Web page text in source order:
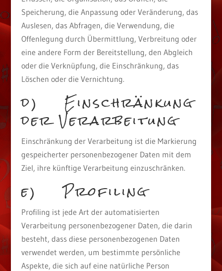
Speicherung, die Anpassung oder Veränderung, das
Auslesen, das Abfragen, die Verwendung, die
Offenlegung durch Übermittlung, Verbreitung oder
eine andere Form der Bereitstellung, den Abgleich
oder die Verknüpfung, die Einschränkung, das
Löschen oder die Vernichtung.
d) Einschränkung
der Verarbeitung
Einschränkung der Verarbeitung ist die Markierung
gespeicherter personenbezogener Daten mit dem
Ziel, ihre künftige Verarbeitung einzuschränken.
e) Profiling
Profiling ist jede Art der automatisierten
Verarbeitung personenbezogener Daten, die darin
besteht, dass diese personenbezogenen Daten
verwendet werden, um bestimmte persönliche
Aspekte, die sich auf eine natürliche Person